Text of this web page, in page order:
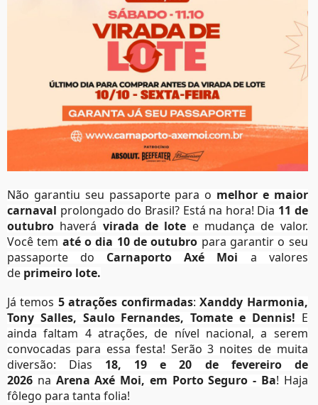
Não garantiu seu passaporte para o melhor e maior
carnaval prolongado do Brasil? Está na hora! Dia 11 de
outubro haverá virada de lote e mudança de valor.
Você tem até o dia 10 de outubro para garantir o seu
passaporte do Carnaporto Axé Moi a valores
de primeiro lote.
Já temos 5 atrações confirmadas:Xanddy Harmonia,
Tony Salles, Saulo Fernandes, Tomate e Dennis! E
ainda faltam 4 atrações, de nível nacional, a serem
convocadas para essa festa! Serão 3 noites de muita
diversão: Dias 18, 19 e 20
de fevereiro de
2026 na Arena Axé Moi, em Porto Seguro - Ba! Haja
fôlego para tanta folia!